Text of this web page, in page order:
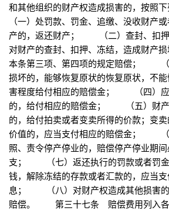
和其他组织的财产权造成损害的，按
（一）处罚款、罚金、追缴、没收财产
产的，返还财产； （二）查封、扣押
对财产的查封、扣押、冻结，造成财产
本条第三项、第四项的规定赔偿； （
损坏的，能够恢复原状的恢复原状，不
害程度给付相应的赔偿金； （四）应
的，给付相应的赔偿金； （五）财产
的，给付拍卖或者变卖所得的价款；变
价值的，应当支付相应的赔偿金； （
照、责令停产停业的，赔偿停产停业期
支； （七）返还执行的罚款或者罚金
钱，解除冻结的存款或者汇款的，应当
息； （八）对财产权造成其他损害的
赔偿。 第三十七条 赔偿费用列入